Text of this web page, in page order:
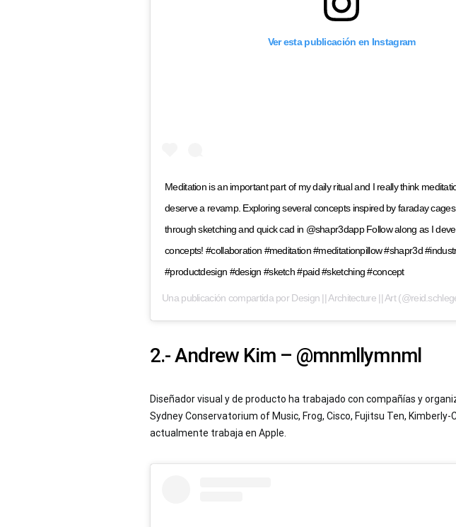
Ver esta publicación en Instagram
Meditation is an important part of my daily ritual and I really think
deserve a revamp. Exploring several concepts inspired by faraday
through sketching and quick cad in @shapr3dapp Follow along as I
concepts! #collaboration #meditation #meditationpillow #shapr3d
#productdesign #design #sketch #paid #sketching #concept
Una publicación compartida por Design || Architecture || Art
2.- Andrew Kim – @mnmllymnml
Diseñador visual y de producto ha trabajado con compañías y
Sydney Conservatorium of Music, Frog, Cisco, Fujitsu Ten, Kimberly-
actualmente trabaja en Apple.